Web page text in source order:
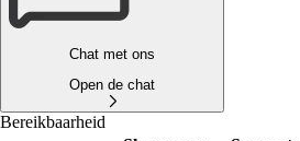
Chat met ons
Open de chat
Bereikbaarheid